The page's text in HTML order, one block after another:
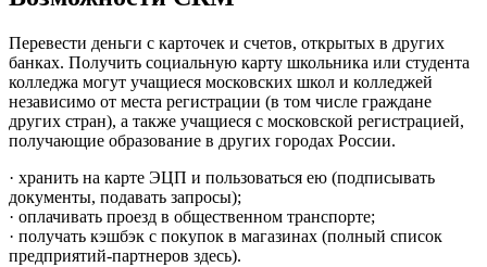
Перевести деньги с карточек и счетов, открытых в других
банках. Получить социальную карту школьника или студента
колледжа могут учащиеся московских школ и колледжей
независимо от места регистрации (в том числе граждане
других стран), а также учащиеся с московской регистрацией,
получающие образование в других городах России.
· хранить на карте ЭЦП и пользоваться ею (подписывать
документы, подавать запросы);
· оплачивать проезд в общественном транспорте;
· получать кэшбэк с покупок в магазинах (полный список
предприятий-партнеров здесь).